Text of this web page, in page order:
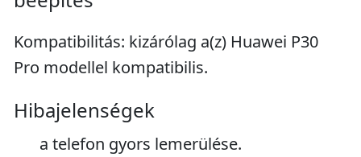
Kompatibilitás: kizárólag a(z) Huawei P30
Pro modellel kompatibilis.
Hibajelenségek
a telefon gyors lemerülése.